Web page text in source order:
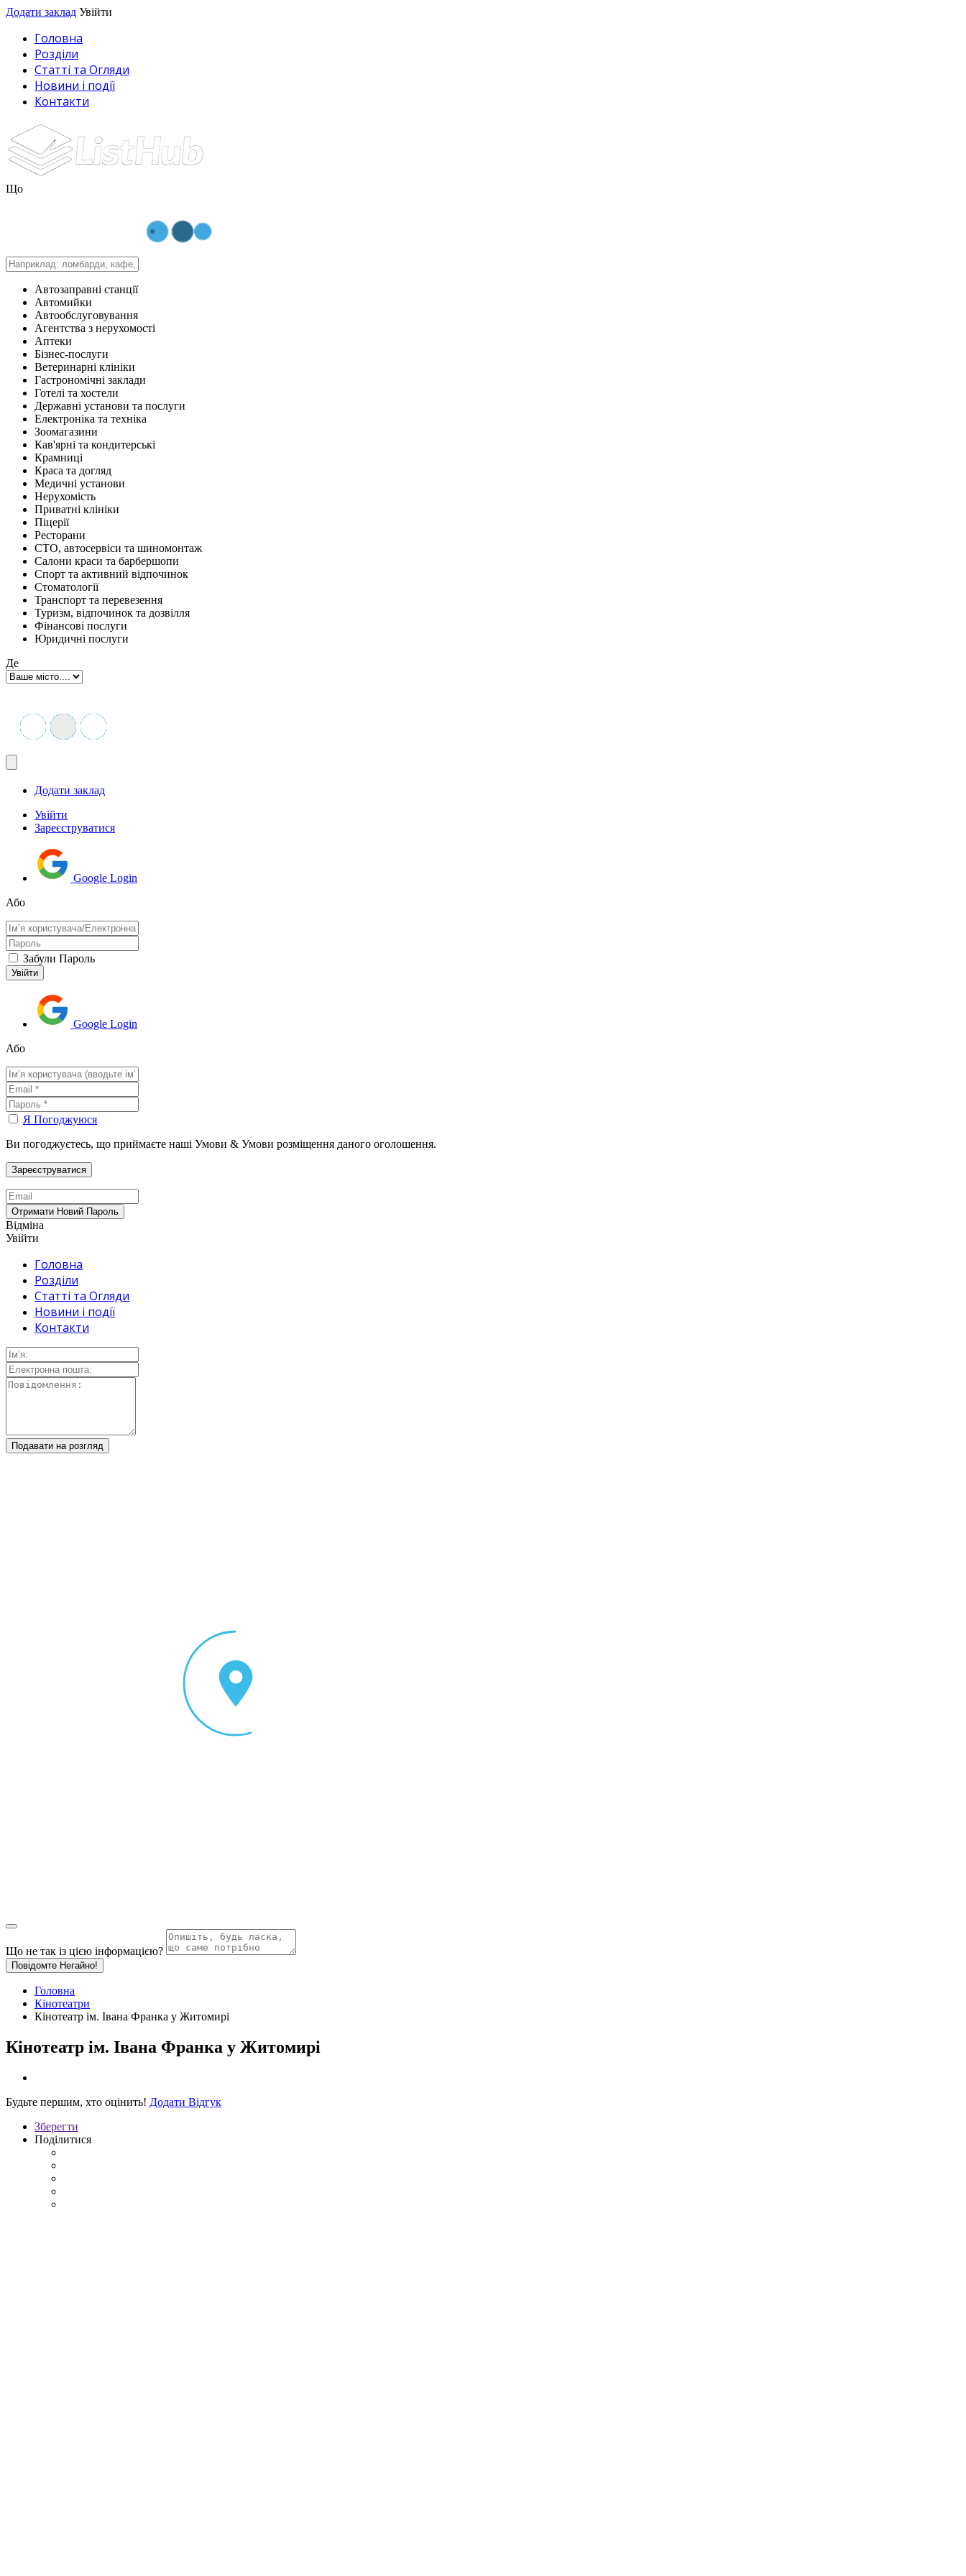
Додати заклад Увійти
Головна
Розділи
Статті та Огляди
Новини і події
Контакти
Що
Автозаправні станції
Автомийки
Автообслуговування
Агентства з нерухомості
Аптеки
Бізнес-послуги
Ветеринарні клініки
Гастрономічні заклади
Готелі та хостели
Державні установи та послуги
Електроніка та техніка
Зоомагазини
Кав'ярні та кондитерські
Крамниці
Краса та догляд
Медичні установи
Нерухомість
Приватні клініки
Піцерії
Ресторани
СТО, автосервіси та шиномонтаж
Салони краси та барбершопи
Спорт та активний відпочинок
Стоматології
Транспорт та перевезення
Туризм, відпочинок та дозвілля
Фінансові послуги
Юридичні послуги
Де
Додати заклад
Увійти
Зареєструватися
Google Login
Або
Забули Пароль
Google Login
Або
Я Погоджуюся
Ви погоджуєтесь, що приймаєте наші Умови & Умови розміщення даного оголошення.
Відміна
Увійти
Головна
Розділи
Статті та Огляди
Новини і події
Контакти
Що не так із цією інформацією?
Повідомте Негайно!
Головна
Кінотеатри
Кінотеатр ім. Івана Франка у Житомирі
Кінотеатр ім. Івана Франка у Житомирі
Будьте першим, хто оцінить! Додати Відгук
Зберегти
Поділитися